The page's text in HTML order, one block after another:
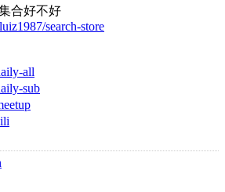
合好不好
search-store
all
sub